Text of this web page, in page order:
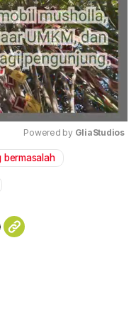
Powered by GliaStudios
bermasalah